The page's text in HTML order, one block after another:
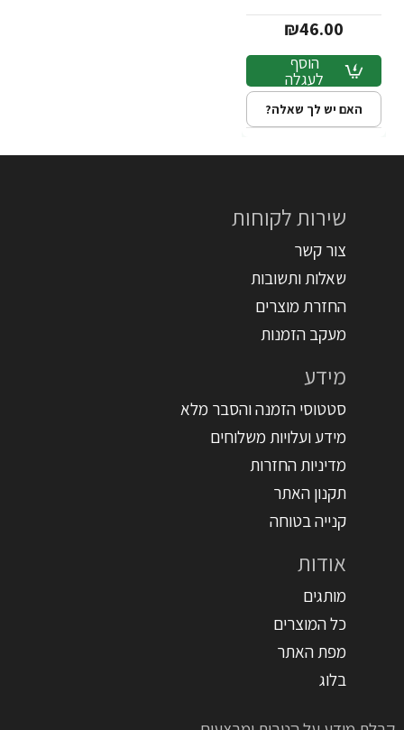
₪46.00
הוסף
לעגלה
האם יש לך שאלה?
שירות לקוחות
צור קשר
שאלות ותשובות
החזרת מוצרים
מעקב הזמנות
מידע
סטטוסי הזמנה והסבר מלא
מידע ועלויות משלוחים
מדיניות החזרות
תקנון האתר
קנייה בטוחה
אודות
מותגים
כל המוצרים
מפת האתר
בלוג